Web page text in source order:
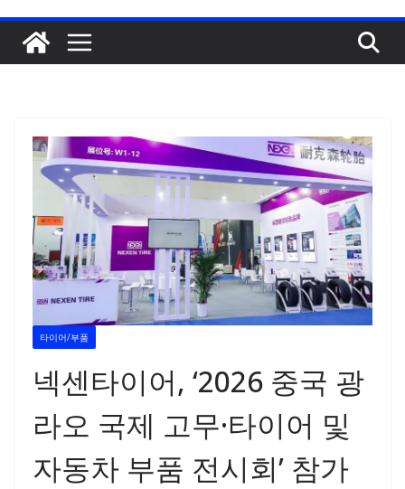
타이어/부품
넥센타이어, ‘2026 중국 광
라오 국제 고무·타이어 및
자동차 부품 전시회’ 참가